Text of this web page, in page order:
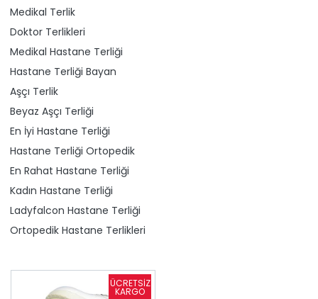
Medikal Terlik
Doktor Terlikleri
Medikal Hastane Terliği
Hastane Terliği Bayan
Aşçı Terlik
Beyaz Aşçı Terliği
En İyi Hastane Terliği
Hastane Terliği Ortopedik
En Rahat Hastane Terliği
Kadın Hastane Terliği
Ladyfalcon Hastane Terliği
Ortopedik Hastane Terlikleri